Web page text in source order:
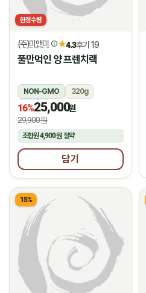
한정수량
(주)미앤미 ★4.3후기 19
풀만먹인 양 프렌치랙
NON-GMO
320g
냉동
16%25,000원
29,900원
조합원4,900원 절약
담기
15%